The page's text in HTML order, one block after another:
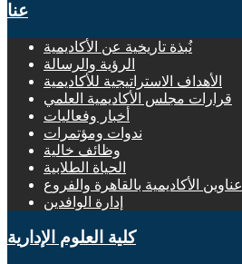
عنا
نُبذة تاريخية عن الأكاديمية
الرؤية والرسالة
الأهداف الاستراتيجية للأكاديمية
قرارات مجلس الأكاديمية العلمي
أخبار وفعاليات
ندوات ومؤتمرات
وظائف خالية
الحياة الطلابية
عناوين الأكاديمية بالقاهرة والفروع
إدارة الوافدين
كلية العلوم الإدارية